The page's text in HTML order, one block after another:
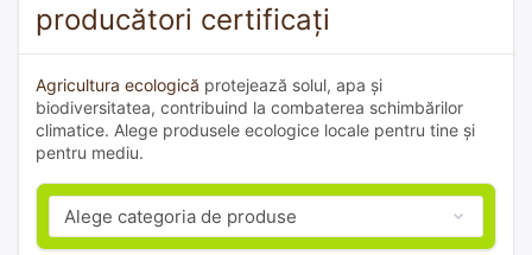
producători certificați
Agricultura ecologică protejează solul, apa și
biodiversitatea, contribuind la combaterea schimbărilor
climatice. Alege produsele ecologice locale pentru tine și
pentru mediu.